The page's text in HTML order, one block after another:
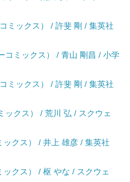
ミックス） / 許斐 剛 / 集英社
コミックス） / 青山 剛昌 / 小学
ミックス） / 許斐 剛 / 集英社
ックス） / 荒川 弘 / スクウェ
クス） / 井上 雄彦 / 集英社
クス） / 枢 やな / スクウェ